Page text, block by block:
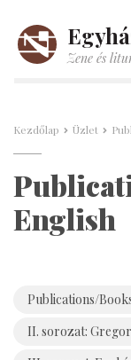
Zene és
Kezdőlap Üzlet
English
Publications/
II. sorozat: